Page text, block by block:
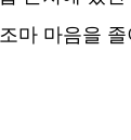
마 마음을